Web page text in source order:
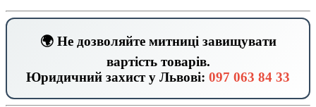
🌍 Не дозволяйте митниці завищувати
вартість товарів.
Юридичний захист у Львові: 097 063 84 33